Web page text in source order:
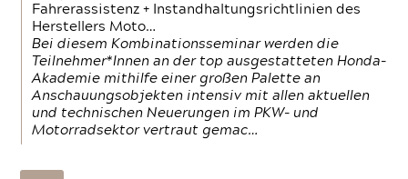
Fahrerassistenz + Instandhaltungsrichtlinien des
Herstellers Moto…
Bei diesem Kombinationsseminar werden die
Teilnehmer*Innen an der top ausgestatteten Honda-
Akademie mithilfe einer großen Palette an
Anschauungsobjekten intensiv mit allen aktuellen
und technischen Neuerungen im PKW- und
Motorradsektor vertraut gemac…